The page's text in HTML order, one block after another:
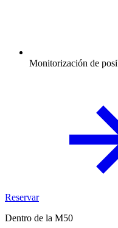
Monitorización de
Reservar
Dentro de la M50